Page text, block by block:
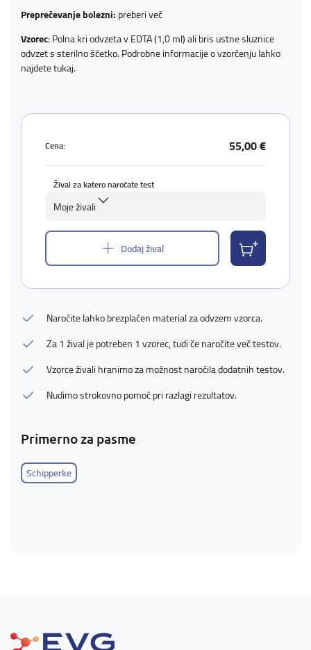
Preprečevanje bolezni:preberi več
Vzorec: Polna kri odvzeta v EDTA (1,0 ml) ali bris ustne sluznice
odvzet s sterilno ščetko. Podrobne informacije o vzorčenju lahko
najdetetukaj.
Cena: 55,00 €
Žival za katero naročate test
Moje živali
Dodaj žival
Naročite lahko brezplačen material za odvzem vzorca.
Za 1 žival je potreben 1 vzorec, tudi če naročite več testov.
Vzorce živali hranimo za možnost naročila dodatnih testov.
Nudimo strokovno pomoč pri razlagi rezultatov.
Primerno za pasme
Schipperke